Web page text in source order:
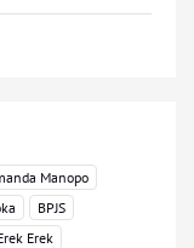
Manopo
BPJS
Erek